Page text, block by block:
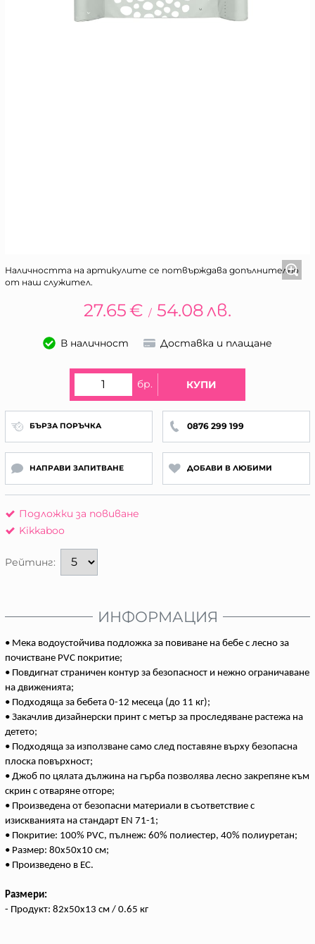
Наличността на артикулите се потвърждава допълнително
от наш служител.
27.65€ / 54.08лв.
В наличност Доставка и плащане
бр. КУПИ
БЪРЗА ПОРЪЧКА 0876 299 199
НАПРАВИ ЗАПИТВАНЕ ДОБАВИ В ЛЮБИМИ
Подложки за повиване
Kikkaboo
Рейтинг:
ИНФОРМАЦИЯ
• Мека водоустойчива подложка за повиване на бебе с лесно за
почистване PVC покритие;
• Повдигнат страничен контур за безопасност и нежно ограничаване
на движенията;
• Подходяща за бебета 0-12 месеца (до 11 кг);
• Закачлив дизайнерски принт с метър за проследяване растежа на
детето;
• Подходяща за използване само след поставяне върху безопасна
плоска повърхност;
• Джоб по цялата дължина на гърба позволява лесно закрепяне към
скрин с отваряне отгоре;
• Произведена от безопасни материали в съответствие с
изискванията на стандарт EN 71-1;
• Покритие: 100% PVC, пълнеж: 60% полиестер, 40% полиуретан;
• Размер: 80x50х10 см;
• Произведено в ЕС.
Размери:
- Продукт: 82x50x13 см / 0.65 кг